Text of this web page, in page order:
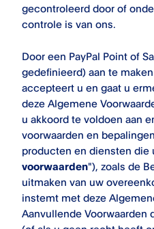
gecontroleerd door of
controle is van ons.
Door een PayPal Point of
gedefinieerd) aan te
accepteert u en gaat u
deze Algemene
u akkoord te voldoen aan
voorwaarden en
producten en diensten die
voorwaarden"), zoals de
uitmaken van uw
instemt met deze
Aanvullende Voorwaarden